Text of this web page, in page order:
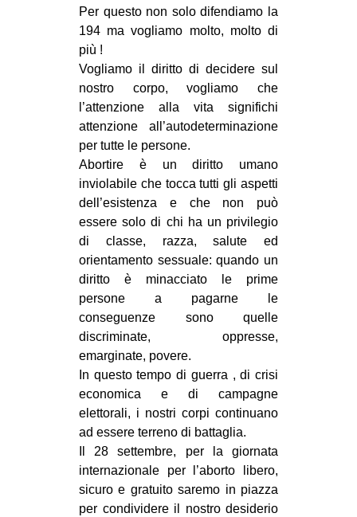
Per questo non solo difendiamo la
194 ma vogliamo molto, molto di
più !
Vogliamo il diritto di decidere sul
nostro corpo, vogliamo che
l’attenzione alla vita significhi
attenzione all’autodeterminazione
per tutte le persone.
Abortire è un diritto umano
inviolabile che tocca tutti gli aspetti
dell’esistenza e che non può
essere solo di chi ha un privilegio
di classe, razza, salute ed
orientamento sessuale: quando un
diritto è minacciato le prime
persone a pagarne le
conseguenze sono quelle
discriminate, oppresse,
emarginate, povere.
In questo tempo di guerra , di crisi
economica e di campagne
elettorali, i nostri corpi continuano
ad essere terreno di battaglia.
Il 28 settembre, per la giornata
internazionale per l’aborto libero,
sicuro e gratuito saremo in piazza
per condividere il nostro desiderio